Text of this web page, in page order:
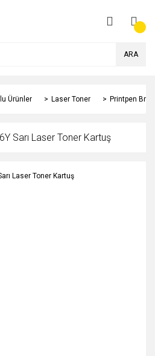
ARA
Ürünler Laser Toner Printpen
Sarı Laser Toner Kartuş